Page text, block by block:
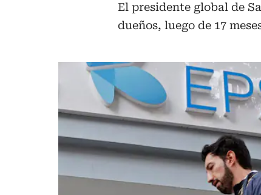
El presidente global de
dueños, luego de 17